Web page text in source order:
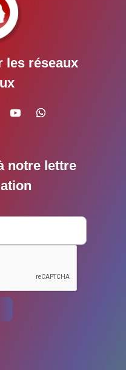
les réseaux
notre lettre